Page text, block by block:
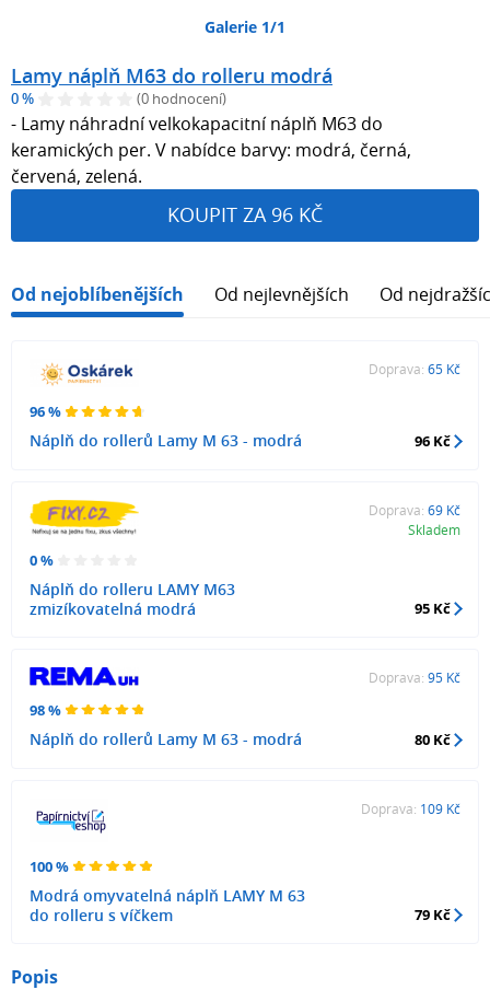
Galerie 1/1
Lamy náplň M63 do rolleru modrá
0 % (0 hodnocení)
- Lamy náhradní velkokapacitní náplň M63 do
keramických per. V nabídce barvy: modrá, černá,
červená, zelená.
KOUPIT ZA 96 KČ
Od nejoblíbenějších Od nejlevnějších Od
96 %
Náplň do rollerů Lamy M 63 - modrá
Doprava: 65 Kč
96 Kč
0 %
Náplň do rolleru LAMY M63
zmizíkovatelná modrá
Doprava: 69 Kč
Skladem
95 Kč
98 %
Náplň do rollerů Lamy M 63 - modrá
Doprava: 95 Kč
80 Kč
100 %
Modrá omyvatelná náplň LAMY M 63
do rolleru s víčkem
Doprava: 109 Kč
79 Kč
Popis